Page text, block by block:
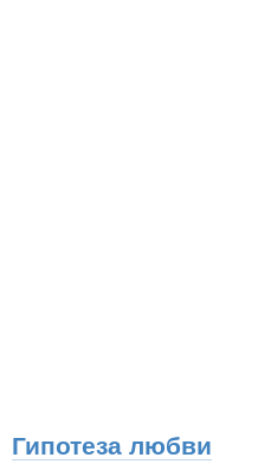
Гипотеза любви